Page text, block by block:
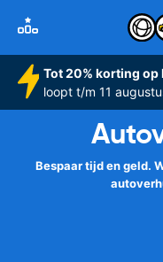
Tot 20% korting
loopt t/m 11
Bespaar tijd en geld.